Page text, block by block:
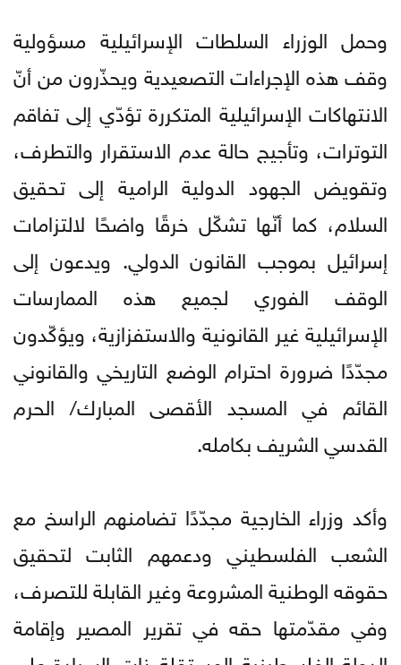
وحمل الوزراء السلطات الإسرائيلية مسؤولية
وقف هذه الإجراءات التصعيدية ويحذّرون من أنّ
الانتهاكات الإسرائيلية المتكررة تؤدّي إلى تفاقم
التوترات، وتأجيج حالة عدم الاستقرار والتطرف،
وتقويض الجهود الدولية الرامية إلى تحقيق
السلام، كما أنّها تشكّل خرقًا واضحًا لالتزامات
إسرائيل بموجب القانون الدولي. ويدعون إلى
الوقف الفوري لجميع هذه الممارسات
الإسرائيلية غير القانونية والاستفزازية، ويؤكّدون
مجدّدًا ضرورة احترام الوضع التاريخي والقانوني
القائم في المسجد الأقصى المبارك/ الحرم
القدسي الشريف بكامله.
وأكد وزراء الخارجية مجدّدًا تضامنهم الراسخ مع
الشعب الفلسطيني ودعمهم الثابت لتحقيق
حقوقه الوطنية المشروعة وغير القابلة للتصرف،
وفي مقدّمتها حقه في تقرير المصير وإقامة